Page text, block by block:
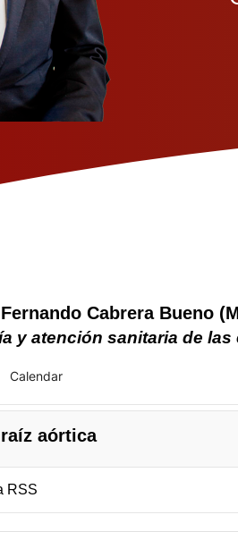
Cabrera Bueno
y atención sanitaria de las
Calendar
aórtica
RSS